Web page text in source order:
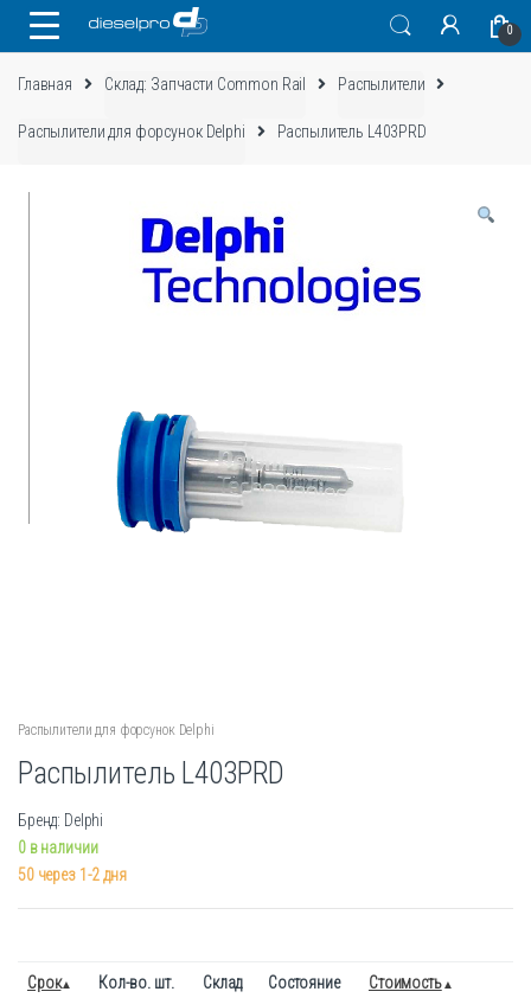
0
Главная Склад: Запчасти Common Rail Распылители
Распылители для форсунок Delphi Распылитель L403PRD
Распылители для форсунок Delphi
Распылитель L403PRD
Бренд: Delphi
0 в наличии
50 через 1-2 дня
Срок Кол-во. шт. Склад Состояние Стоимость